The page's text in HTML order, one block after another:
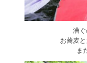
漕
お蕎麦
ま